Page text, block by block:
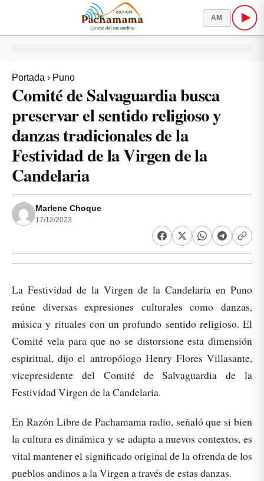
AM
Portada › Puno
Comité de Salvaguardia busca
preservar el sentido religioso y
danzas tradicionales de la
Festividad de la Virgen de la
Candelaria
Marlene Choque
17/12/2023
La Festividad de la Virgen de la Candelaria en Puno
reúne diversas expresiones culturales como danzas,
música y rituales con un profundo sentido religioso. El
Comité vela para que no se distorsione esta dimensión
espiritual, dijo el antropólogo Henry Flores Villasante,
vicepresidente del Comité de Salvaguardia de la
Festividad Virgen de la Candelaria.
En Razón Libre de Pachamama radio, señaló que si bien
la cultura es dinámica y se adapta a nuevos contextos, es
vital mantener el significado original de la ofrenda de los
pueblos andinos a la Virgen a través de estas danzas.